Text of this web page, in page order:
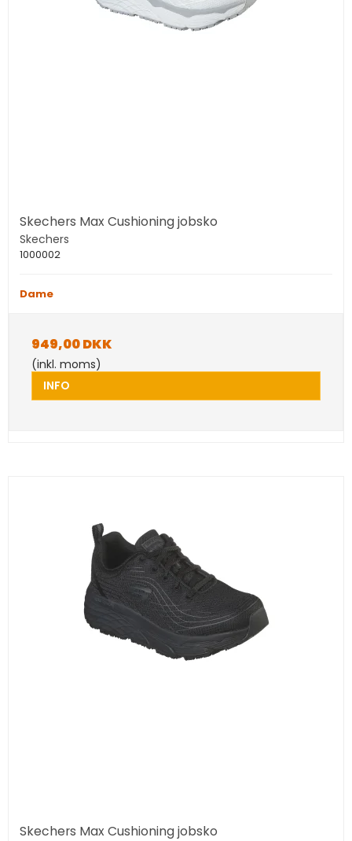
Skechers Max Cushioning jobsko
Skechers
1000002
Dame
949,00 DKK
(inkl. moms)
INFO
Skechers Max Cushioning jobsko